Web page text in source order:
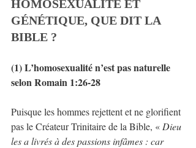
HOMOSEXUALITÉ ET
GÉNÉTIQUE, QUE DIT LA
BIBLE ?​
(1) L’homosexualité n’est pas naturelle
selon Romain 1:26-28
Puisque les hommes rejettent et ne glorifient
pas le Créateur Trinitaire de la Bible, « Dieu
les a livrés à des passions infâmes : car